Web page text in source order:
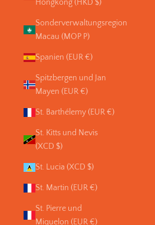
Hongkong (HKD $)
Sonderverwaltungsregion
Macau (MOP P)
Spanien (EUR €)
Spitzbergen und Jan
Mayen (EUR €)
St. Barthélemy (EUR €)
St. Kitts und Nevis
(XCD $)
St. Lucia (XCD $)
St. Martin (EUR €)
St. Pierre und
Miquelon (EUR €)